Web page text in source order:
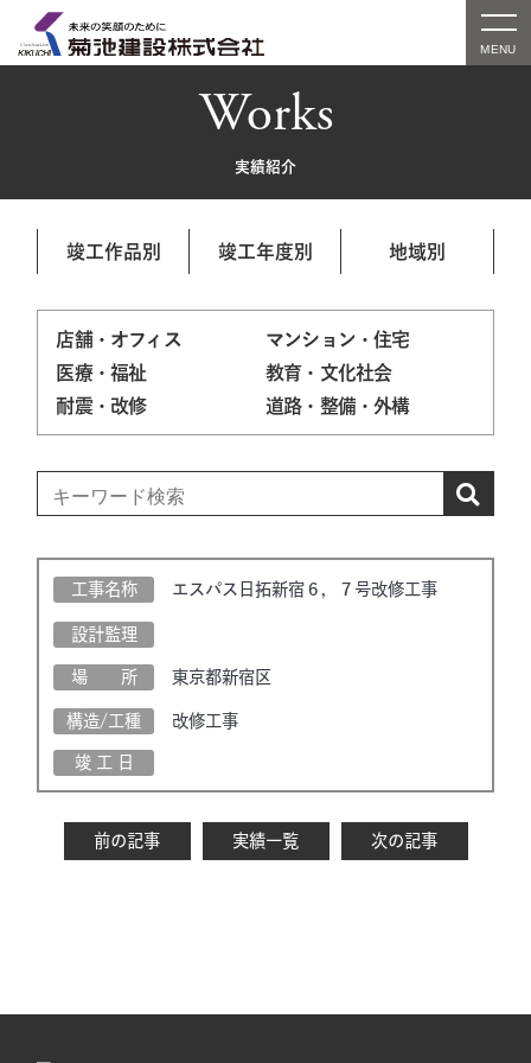
Works
実績紹介
竣工作品別 竣工年度別 地域別
店舗・オフィス
マンション・住宅
医療・福祉
教育・文化社会
耐震・改修
道路・整備・外構
工事名称 エスパス日拓新宿６，７号改修工事
設計監理
場 所 東京都新宿区
構造/工種 改修工事
竣 工 日
前の記事 実績一覧 次の記事